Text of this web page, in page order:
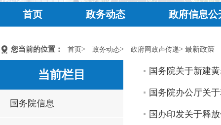
首页 政务动态 政府信息公
您当前的位置： 首页> 政务动态> 政府网政声传递> 最新政策
当前栏目
国务院信息
国务院关于新建
国务院办公厅关
国办印发关于释